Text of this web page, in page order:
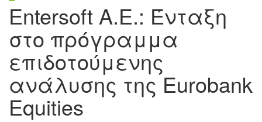
Entersoft A.E.: Ένταξη
στο πρόγραμμα
επιδοτούμενης
ανάλυσης της Eurobank
Equities